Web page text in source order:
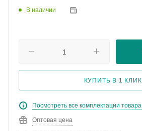
В наличии
КУПИТЬ В 1 КЛИК
Посмотреть все комплектации товара
Оптовая цена